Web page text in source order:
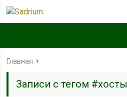
Главная
Записи с тегом #хосты